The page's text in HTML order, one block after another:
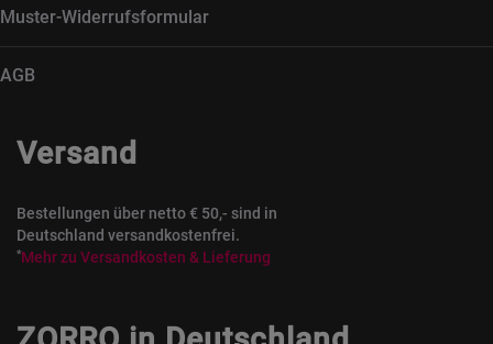
Muster-Widerrufsformular
AGB
Versand
Bestellungen über netto € 50,- sind in
Deutschland versandkostenfrei.
*Mehr zu Versandkosten & Lieferung